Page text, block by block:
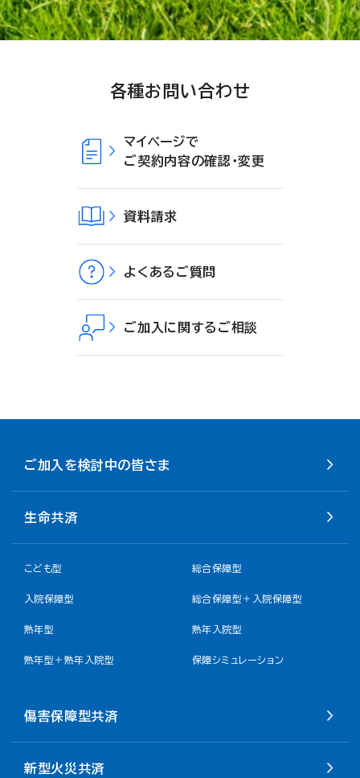
各種お問い合わせ
マイページで
ご契約内容の確認・変更
資料請求
よくあるご質問
ご加入に関するご相談
ご加入を検討中の皆さま
生命共済
こども型 総合保障型
入院保障型 総合保障型＋入院保障型
熟年型 熟年入院型
熟年型＋熟年入院型 保障シミュレーション
傷害保障型共済
新型火災共済